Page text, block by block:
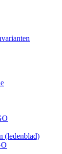
(ledenblad)